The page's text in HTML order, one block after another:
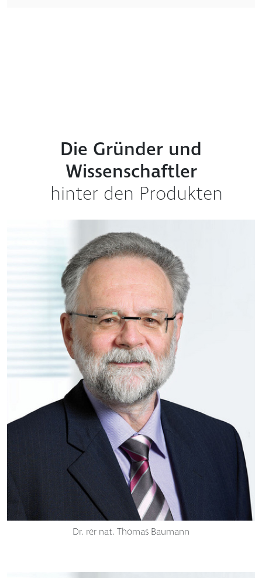
Die Gründer und
Wissenschaftler
hinter den Produkten
Dr. rer nat. Thomas Baumann